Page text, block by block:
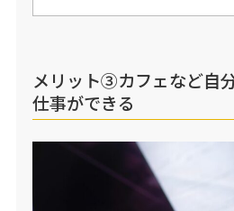
メリット③カフェなど自
仕事ができる